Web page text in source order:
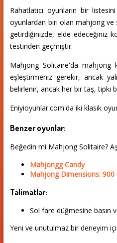
Rahatlatıcı oyunların bir
oyunlardan biri olan mahjong ve
getirdiğinizde, elde edeceğiniz
testinden geçmiştir.
Mahjong Solitaire'da mahjong
eşleştirmeniz gerekir, ancak
belirlenir, ancak her bir taş,
Eniyioyunlar.com'da iki klasik
Benzer oyunlar:
Beğedin mi Mahjong Solitaire?
Mahjongg Candy
Mahjong Dimensions: 900
Talimatlar:
Sol fare düğmesine basın
Yeni ve unutulmaz bir deneyim